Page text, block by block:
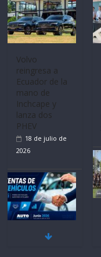
Volvo
reingresa a
Ecuador de la
mano de
Inchcape y
lanza dos
PHEV
18 de julio de
2026
Mercado